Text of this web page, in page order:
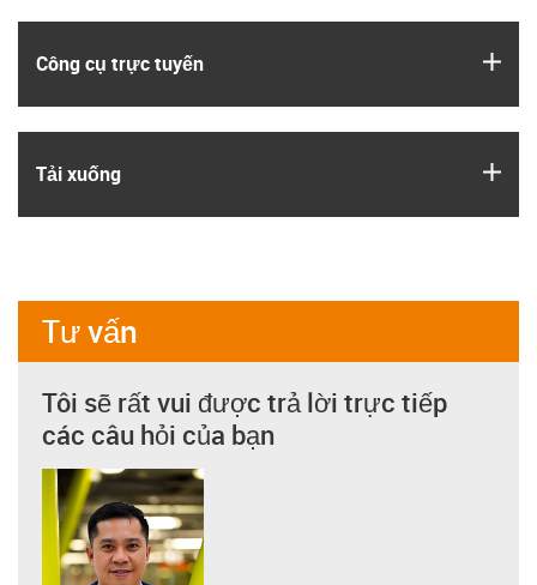
Công cụ trực tuyến
Tải xuống
Tư vấn
Tôi sẽ rất vui được trả lời trực tiếp
các câu hỏi của bạn